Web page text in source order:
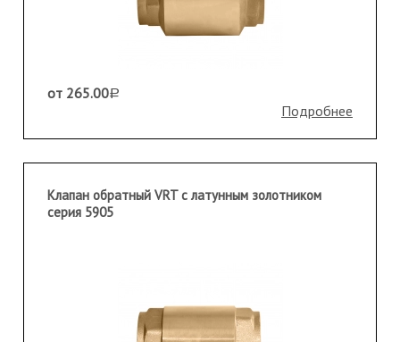
от 265.00a
Подробнее
Клапан обратный VRT с латунным золотником
серия 5905